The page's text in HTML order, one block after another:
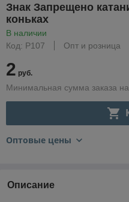
Знак Запрещено
коньках
В наличии
Код: Р107
Опт и розница
2 руб.
Минимальная сумма заказа
Оптовые цены
Описание